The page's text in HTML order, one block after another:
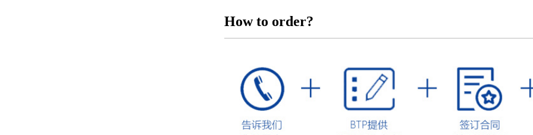
How to order?